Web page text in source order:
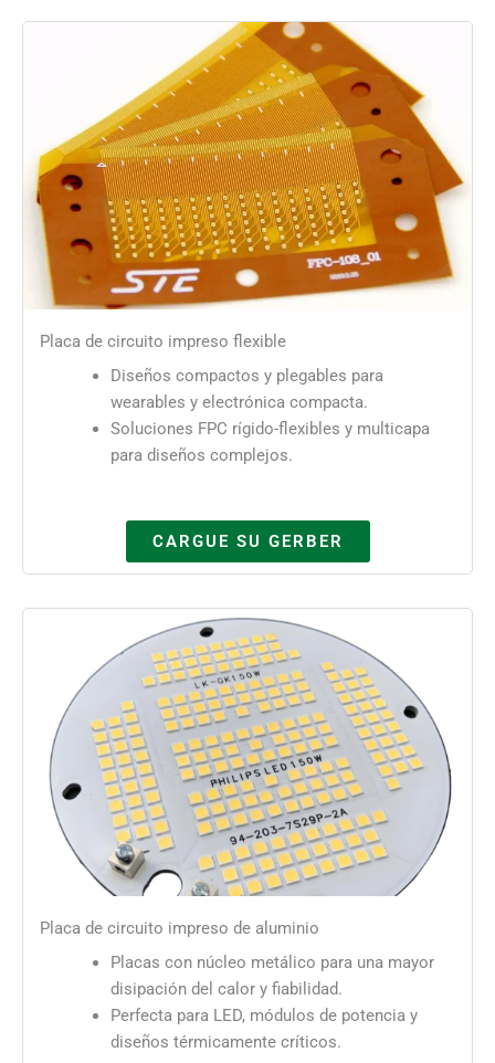
Placa de circuito impreso flexible
Diseños compactos y plegables para
wearables y electrónica compacta.
Soluciones FPC rígido-flexibles y multicapa
para diseños complejos.
CARGUE SU GERBER
Placa de circuito impreso de aluminio
Placas con núcleo metálico para una mayor
disipación del calor y fiabilidad.
Perfecta para LED, módulos de potencia y
diseños térmicamente críticos.